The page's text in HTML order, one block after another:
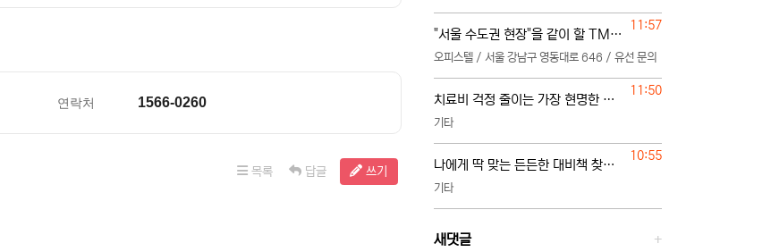
연락처 1566-0260
목록 답글 쓰기
등록일
11:57
"서울 수도권 현장"을 같이 할 TM 단독 단일 영업본부 팀 선착순 모집
오피스텔 / 서울 강남구 영동대로 646 / 유선 문의
등록일
11:50
치료비 걱정 줄이는 가장 현명한 준비
기타
등록일
10:55
나에게 딱 맞는 든든한 대비책 찾는 법
기타
새댓글